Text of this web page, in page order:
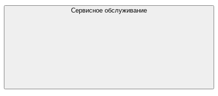
Сервисное обслуживание